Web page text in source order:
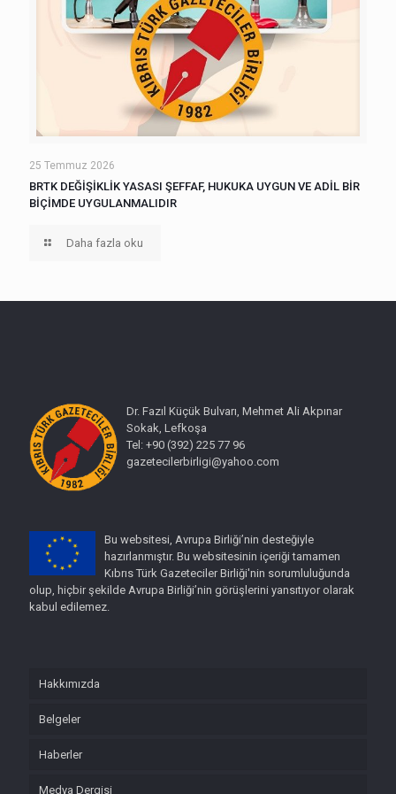
25 Temmuz 2026
BRTK DEĞİŞİKLİK YASASI ŞEFFAF, HUKUKA UYGUN VE ADİL BİR
BİÇİMDE UYGULANMALIDIR
Daha fazla oku
Dr. Fazıl Küçük Bulvarı, Mehmet Ali Akpınar
Sokak, Lefkoşa
Tel: +90 (392) 225 77 96
gazetecilerbirligi@yahoo.com
Bu websitesi, Avrupa Birliği’nin desteğiyle
hazırlanmıştır. Bu websitesinin içeriği tamamen
Kıbrıs Türk Gazeteciler Birliği'nin sorumluluğunda
olup, hiçbir şekilde Avrupa Birliği’nin görüşlerini yansıtıyor olarak
kabul edilemez.
Hakkımızda
Belgeler
Haberler
Medya Dergisi